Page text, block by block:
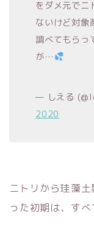
をダメ元でニ
ないけど対象
調べてもらっ
が…
— しえる
2020
ニトリから珪藻
った初期は、す